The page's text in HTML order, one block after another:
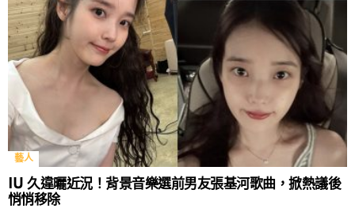
藝人
IU 久違曬近況！背景音樂選前男友張基河歌曲，掀熱議後
悄悄移除